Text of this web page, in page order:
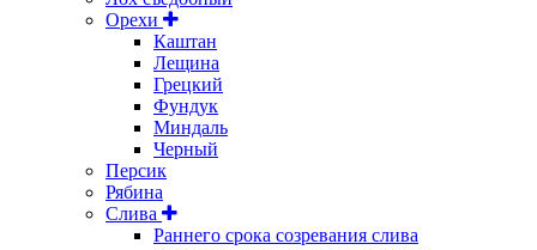
Орехи
Каштан
Лещина
Грецкий
Фундук
Миндаль
Черный
Персик
Рябина
Слива
Раннего срока созревания слива